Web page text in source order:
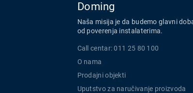
Doming
Naša misija je da budemo glavni
od poverenja instalaterima.
Call centar: 011 25 80 100
O nama
Prodajni objekti
Uputstvo za naručivanje proizvoda